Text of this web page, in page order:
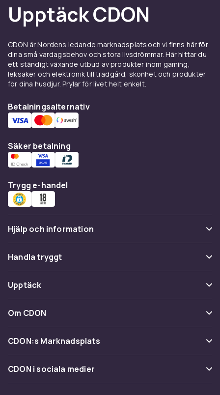
Upptäck CDON
CDON är Nordens ledande marknadsplats och vi finns här för
dina små vardagsbehov och stora livsdrömmar. Här hittar du
ett ständigt växande utbud av produkter inom gaming,
leksaker och elektronik till trädgård, skönhet och produkter
för dina husdjur. Prylar för livet helt enkelt.
Betalningsalternativ
Säker betalning
Trygg e-handel
Hjälp och information
Vanliga frågor
Spåra paket
Ångra & Returnera här
Kundservice
Handla tryggt
Betalning
Leverans
Återkallelser
Upptäck
Kategorier
Varumärken
Shopit.se
Om CDON
Om oss
Kundrecensioner
CDON:s Marknadsplats
Sälj på CDON
Bli affiliate
CDON i sociala medier